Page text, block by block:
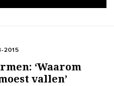
2015
‘Waarom
vallen’